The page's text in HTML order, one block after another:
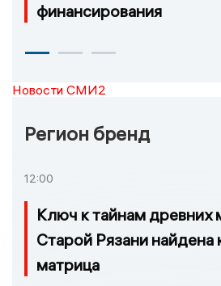
финансирования
Новости СМИ2
Регион бренд
12:00
Ключ к тайнам древних
Старой Рязани найдена
матрица